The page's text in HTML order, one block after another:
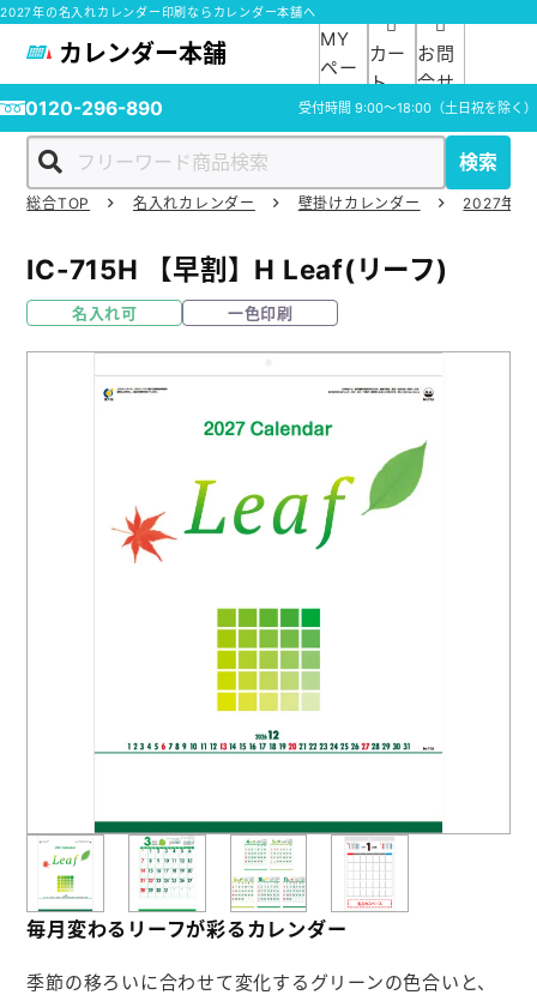
2027年の名入れカレンダー印刷ならカレンダー本舗へ
カレンダー本舗
検索
MY
ペー
ジ
カー
ト
お問
合せ
0120-296-890
受付時間 9:00～18:00 （土日祝を除く）
ご利用ガイド
お役立ち情報
ポケットティッシュ本舗
カレンダー本舗
カイロ本舗
キャンディー本舗
総合TOP 名入れカレンダー 壁掛けカレンダー 2027年の
IC-715H 【早割】H Leaf(リーフ)
名入れ可 一色印刷
毎月変わるリーフが彩るカレンダー
季節の移ろいに合わせて変化するグリーンの色合いと、